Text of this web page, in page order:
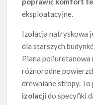
eksploatacyjne.
Izolacja natryskowa
dla starszych
Piana poliuretanowa
różnorodne
drewniane stropy. To
izolacji do specyfiki